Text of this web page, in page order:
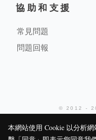
協助和支援
常見問題
問題回報
© 2012 -
本網站使用 Cookie 以分析